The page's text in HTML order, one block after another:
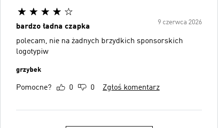
9 czerwca 2026
bardzo ładna czapka
polecam, nie na żadnych brzydkich sponsorskich
logotypiw
grzybek
Pomocne? 0 0 Zgłoś komentarz